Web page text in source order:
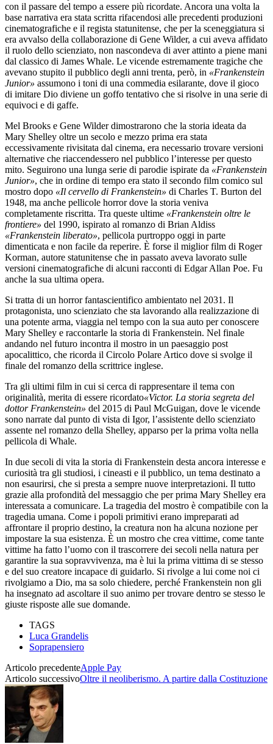
con il passare del tempo a essere più ricordate. Ancora una volta la
base narrativa era stata scritta rifacendosi alle precedenti produzioni
cinematografiche e il regista statunitense, che per la sceneggiatura si
era avvalso della collaborazione di Gene Wilder, a cui aveva affidato
il ruolo dello scienziato, non nascondeva di aver attinto a piene mani
dal classico di James Whale. Le vicende estremamente tragiche che
avevano stupito il pubblico degli anni trenta, però, in «Frankenstein
Junior» assumono i toni di una commedia esilarante, dove il gioco
di imitare Dio diviene un goffo tentativo che si risolve in una serie di
equivoci e di gaffe.
Mel Brooks e Gene Wilder dimostrarono che la storia ideata da
Mary Shelley oltre un secolo e mezzo prima era stata
eccessivamente rivisitata dal cinema, era necessario trovare versioni
alternative che riaccendessero nel pubblico l’interesse per questo
mito. Seguirono una lunga serie di parodie ispirate da «Frankenstein
Junior», che in ordine di tempo era stato il secondo film comico sul
mostro dopo «Il cervello di Frankenstein» di Charles T. Burton del
1948, ma anche pellicole horror dove la storia veniva
completamente riscritta. Tra queste ultime «Frankenstein oltre le
frontiere» del 1990, ispirato al romanzo di Brian Aldiss
«Frankenstein liberato», pellicola purtroppo oggi in parte
dimenticata e non facile da reperire. È forse il miglior film di Roger
Korman, autore statunitense che in passato aveva lavorato sulle
versioni cinematografiche di alcuni racconti di Edgar Allan Poe. Fu
anche la sua ultima opera.
Si tratta di un horror fantascientifico ambientato nel 2031. Il
protagonista, uno scienziato che sta lavorando alla realizzazione di
una potente arma, viaggia nel tempo con la sua auto per conoscere
Mary Shelley e raccontarle la storia di Frankenstein. Nel finale
andando nel futuro incontra il mostro in un paesaggio post
apocalittico, che ricorda il Circolo Polare Artico dove si svolge il
finale del romanzo della scrittrice inglese.
Tra gli ultimi film in cui si cerca di rappresentare il tema con
originalità, merita di essere ricordato«Victor. La storia segreta del
dottor Frankenstein» del 2015 di Paul McGuigan, dove le vicende
sono narrate dal punto di vista di Igor, l’assistente dello scienziato
assente nel romanzo della Shelley, apparso per la prima volta nella
pellicola di Whale.
In due secoli di vita la storia di Frankenstein desta ancora interesse e
curiosità tra gli studiosi, i cineasti e il pubblico, un tema destinato a
non esaurirsi, che si presta a sempre nuove interpretazioni. Il tutto
grazie alla profondità del messaggio che per prima Mary Shelley era
interessata a comunicare. La tragedia del mostro è compatibile con la
tragedia umana. Come i popoli primitivi erano impreparati ad
affrontare il proprio destino, la creatura non ha alcuna nozione per
impostare la sua esistenza. È un mostro che crea vittime, come tante
vittime ha fatto l’uomo con il trascorrere dei secoli nella natura per
garantire la sua sopravvivenza, ma è lui la prima vittima di se stesso
e del suo creatore incapace di guidarlo. Si rivolge a lui come noi ci
rivolgiamo a Dio, ma sa solo chiedere, perché Frankenstein non gli
ha insegnato ad ascoltare il suo animo per trovare dentro se stesso le
giuste risposte alle sue domande.
TAGS
Luca Grandelis
Soprapensiero
Articolo precedenteApple Pay
Articolo successivoOltre il neoliberismo. A partire dalla Costituzione